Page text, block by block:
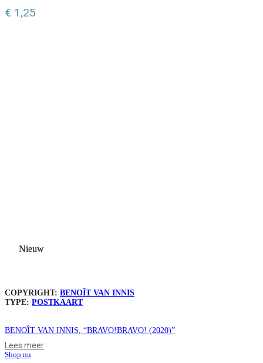
€ 1,25
Nieuw
COPYRIGHT: BENOÎT VAN INNIS
TYPE: POSTKAART
BENOÎT VAN INNIS, “BRAVO!BRAVO! (2020)”
Lees meer
Shop nu